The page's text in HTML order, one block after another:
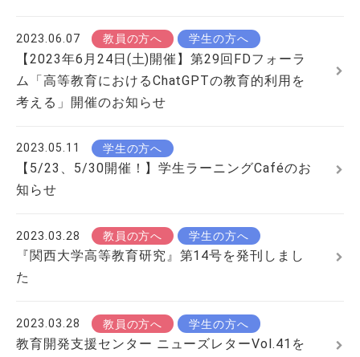
2023.06.07 教員の方へ 学生の方へ
【2023年6月24日(土)開催】第29回FDフォーラ
ム「高等教育におけるChatGPTの教育的利用を
考える」開催のお知らせ
2023.05.11 学生の方へ
【5/23、5/30開催！】学生ラーニングCaféのお
知らせ
2023.03.28 教員の方へ 学生の方へ
『関西大学高等教育研究』第14号を発刊しまし
た
2023.03.28 教員の方へ 学生の方へ
教育開発支援センター ニューズレターVol.41を